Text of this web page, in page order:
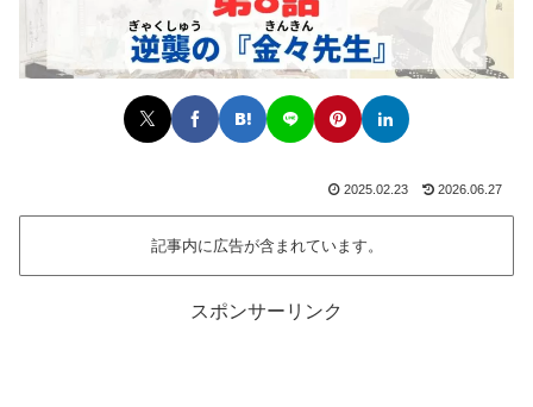
2025.02.23 2026.06.27
記事内に広告が含まれています。
スポンサーリンク